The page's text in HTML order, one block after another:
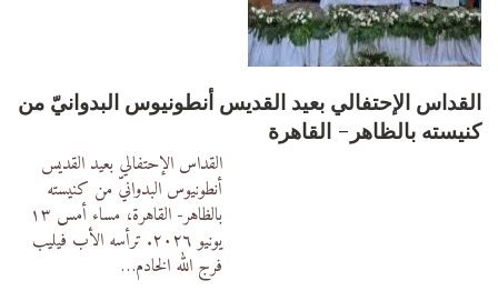
القداس الإحتفالي بعيد القديس أنطونيوس البدوانيّ من
كنيسته بالظاهر- القاهرة
القداس الإحتفالي بعيد القديس
أنطونيوس البدوانيّ من كنيسته
بالظاهر- القاهرة، مساء أمس ١٣
يونيو ٢٠٢٦.
ترأسه الأب فيليب
فرج الله الخادم…